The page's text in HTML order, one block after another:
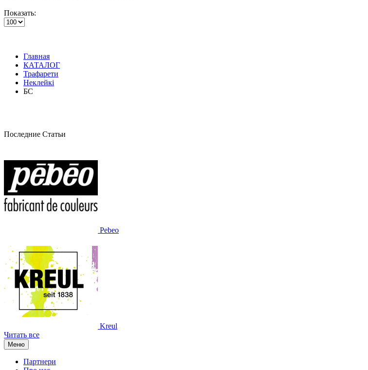
Показать:
Главная
КАТАЛОГ
Трафарети
Неклейкі
БС
Последние Статьи
Pebeo
Kreul
Читать все
Меню
Партнери